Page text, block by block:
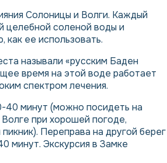
Солоницы и Волги. Каждый
целебной соленой воды и
как ее использовать.
называли «русским Баден
время на этой воде работает
спектром лечения.
минут (можно посидеть на
Волге при хорошей погоде,
Переправа на другой берег
минут. Экскурсия в Замке